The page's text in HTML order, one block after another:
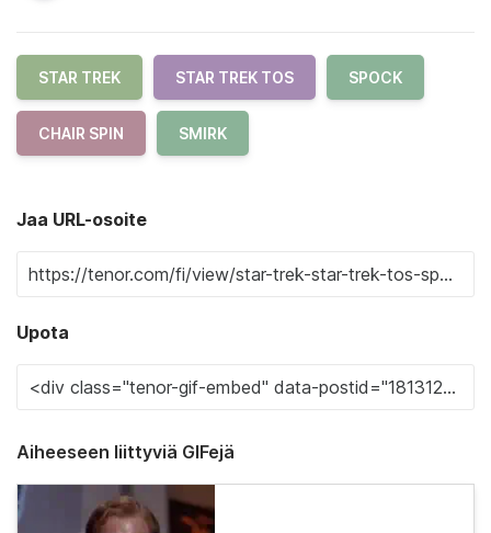
STAR TREK STAR TREK TOS SPOCK
CHAIR SPIN SMIRK
Jaa URL-osoite
Upota
Aiheeseen liittyviä GIFejä